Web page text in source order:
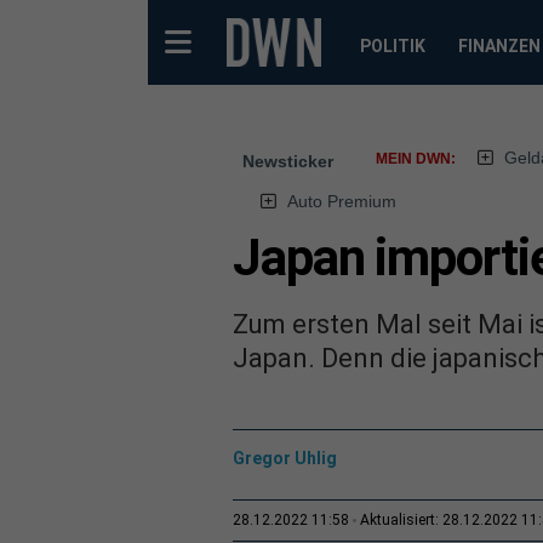
POLITIK FINANZEN
Newsticker MEIN DWN:
Auto Premium
Japan
Zum ersten Mal seit Mai
Japan. Denn die
Gregor Uhlig
28.12.2022 11:58 Aktualisiert: 28.12.2022